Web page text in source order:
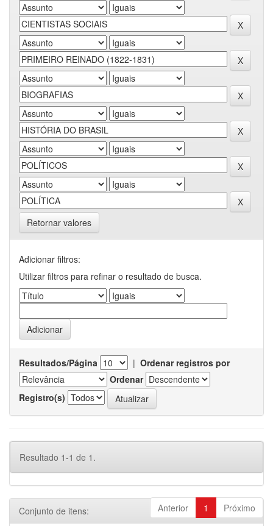
Retornar valores
Adicionar filtros:
Utilizar filtros para refinar o resultado de busca.
Resultados/Página | Ordenar registros por
Ordenar
Registro(s)
Resultado 1-1 de 1.
Anterior 1 Próximo
Conjunto de itens: